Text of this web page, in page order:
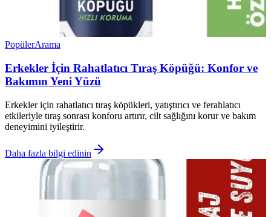
PopülerArama
Erkekler İçin Rahatlatıcı Tıraş Köpüğü: Konfor ve
Bakımın Yeni Yüzü
Erkekler için rahatlatıcı tıraş köpükleri, yatıştırıcı ve ferahlatıcı
etkileriyle tıraş sonrası konforu artırır, cilt sağlığını korur ve bakım
deneyimini iyileştirir.
Daha fazla bilgi edinin